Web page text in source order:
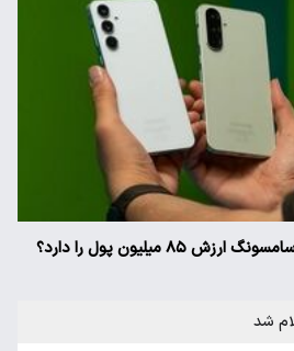
شد